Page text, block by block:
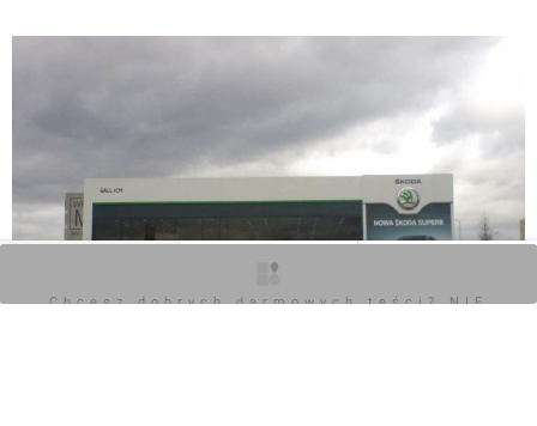
Chcesz dobrych darmowych teści? NIE